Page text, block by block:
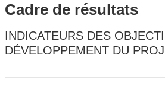
Cadre de résultats
INDICATEURS DES
DÉVELOPPEMENT DU